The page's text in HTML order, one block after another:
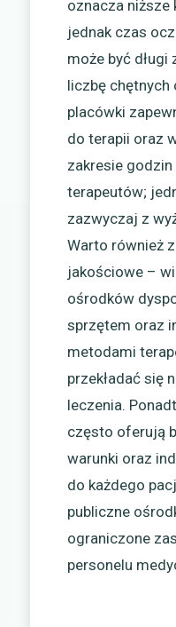
oznacza niższe
jednak czas
może być długi
liczbę chętnych
placówki
do terapii oraz
zakresie
terapeutów;
zazwyczaj z
Warto również
jakościowe –
ośrodków
sprzętem oraz
metodami
przekładać się
leczenia.
często oferują
warunki oraz
do każdego
publiczne
ograniczone
personelu